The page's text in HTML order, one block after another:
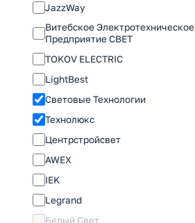
JazzWay
Витебское Электротехническое
Предприятие СВЕТ
TOKOV ELECTRIC
LightBest
Световые Технологии
Технолюкс
Центрстройсвет
AWEX
IEK
Legrand
Белый Свет